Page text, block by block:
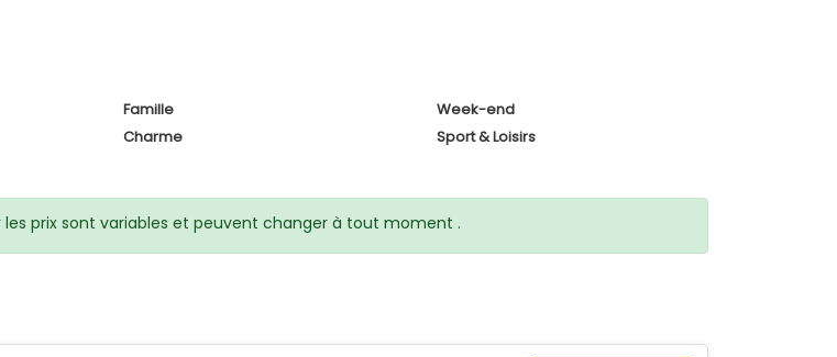
Famille
Week-end
Charme
Sport & Loisirs
prix sont variables et peuvent changer à tout moment .